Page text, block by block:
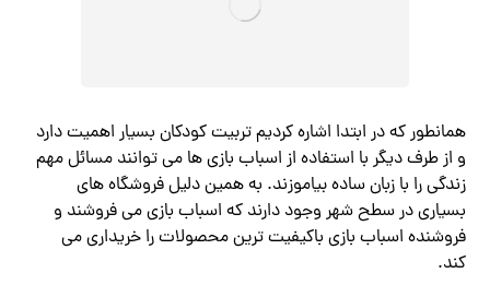
همانطور که در ابتدا اشاره کردیم تربیت کودکان بسیار اهمیت دارد
و از طرف دیگر با استفاده از اسباب بازی ها می توانند مسائل مهم
زندگی را با زبان ساده بیاموزند. به همین دلیل فروشگاه های
بسیاری در سطح شهر وجود دارند که اسباب بازی می فروشند و
فروشنده اسباب بازی باکیفیت ترین محصولات را خریداری می
کند.